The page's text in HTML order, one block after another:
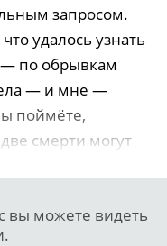
запросом.
удалось узнать
по обрывкам
— и мне —
поймёте,
смерти могут
вы можете видеть